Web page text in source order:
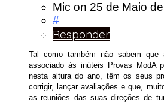
Mic on 25 de Maio
#
Responder
Tal como também não sabem
associado às inúteis Provas ModA
nesta altura do ano, têm os seus
corrigir, lançar avaliações e que,
as reuniões das suas direções de